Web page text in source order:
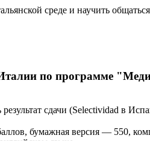
среде и научить
по программе
сдачи (Selectividad в
бумажная версия — 550,